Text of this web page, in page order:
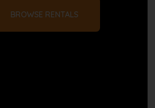
BROWSE RENTALS